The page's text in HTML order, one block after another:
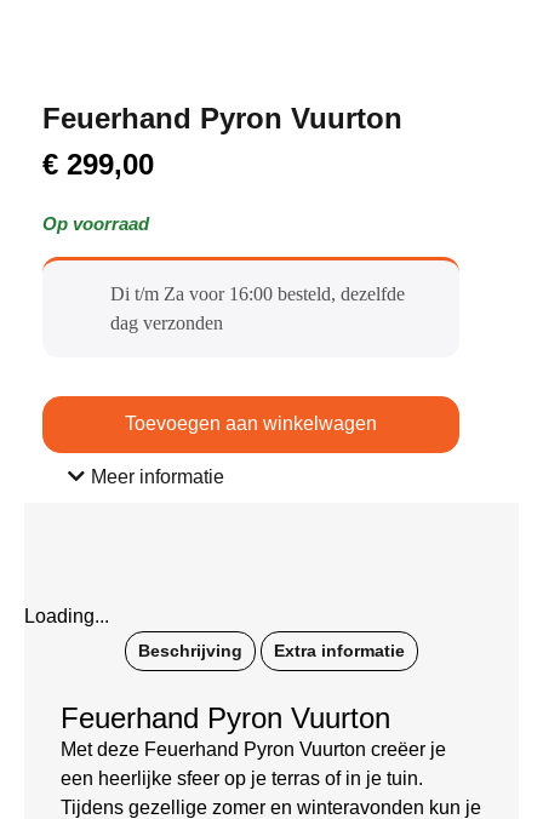
Feuerhand Pyron Vuurton
€ 299,00
Op voorraad
Di t/m Za voor 16:00 besteld, dezelfde
dag verzonden​
Toevoegen aan winkelwagen
Meer informatie
Loading...
Beschrijving Extra informatie
Feuerhand Pyron Vuurton
Met deze Feuerhand Pyron Vuurton creëer je
een heerlijke sfeer op je terras of in je tuin.
Tijdens gezellige zomer en winteravonden kun je